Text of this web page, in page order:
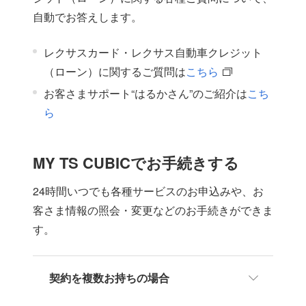
自動でお答えします。
レクサスカード・レクサス自動車クレジット
（ローン）に関するご質問はこちら
お客さまサポート“はるかさん”のご紹介はこち
ら
MY TS CUBICでお手続きする
24時間いつでも各種サービスのお申込みや、お
客さま情報の照会・変更などのお手続きができま
す。
契約を複数お持ちの場合